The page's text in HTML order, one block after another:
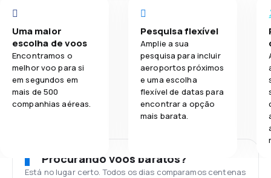
Uma maior
escolha de voos
Encontramos o
melhor voo para si
em segundos em
mais de 500
companhias aéreas.
Pesquisa flexível
Amplie a sua
pesquisa para incluir
aeroportos próximos
e uma escolha
flexível de datas para
encontrar a opção
mais barata.
Procurando voos baratos?
Está no lugar certo. Todos os dias comparamos centenas